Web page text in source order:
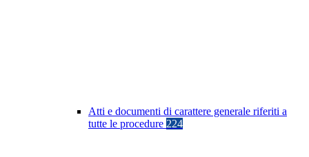
Atti e documenti di carattere generale riferiti a
tutte le procedure 224